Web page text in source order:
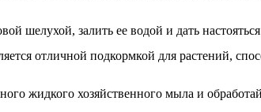
шелухой, залить ее водой и дать
отличной подкормкой для растений,
жидкого хозяйственного мыла и